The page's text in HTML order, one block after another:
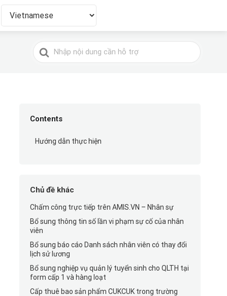
Tìm
kiếm
Contents
Hướng dẫn thực hiện
Chủ đề khác
Chấm công trực tiếp trên AMIS.VN – Nhân sự
Bổ sung thông tin số lần vi phạm sự cố của nhân
viên
Bổ sung báo cáo Danh sách nhân viên có thay đổi
lịch sử lương
Bổ sung nghiệp vụ quản lý tuyển sinh cho QLTH tại
form cấp 1 và hàng loạt
Cấp thuê bao sản phẩm CUKCUK trong trường